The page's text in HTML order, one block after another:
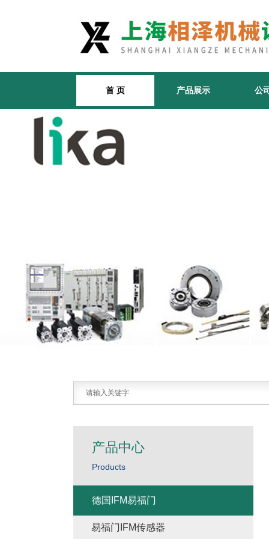
首 页 产品展示 公
产品中心
Products
德国IFM易福门
易福门IFM传感器